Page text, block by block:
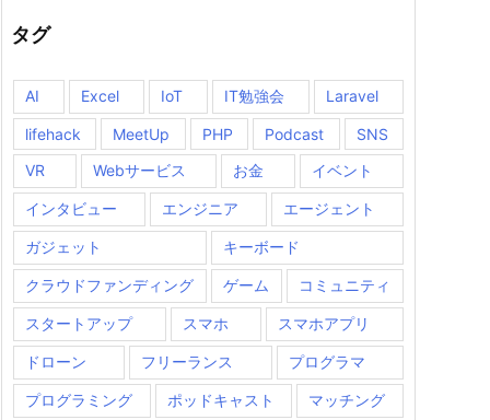
タグ
AI Excel IoT IT勉強会 Laravel
lifehack MeetUp PHP Podcast
SNS
VR
Webサービス お金 イベント
インタビュー エンジニア エージェント
ガジェット キーボード
クラウドファンディング ゲーム コミュニティ
スタートアップ スマホ スマホアプリ
ドローン フリーランス プログラマ
プログラミング ポッドキャスト マッチング